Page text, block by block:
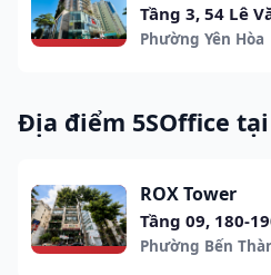
Tầng 3, 54 Lê
Phường Yên Hòa
Địa điểm 5SOffice tại
ROX Tower
Tầng 09, 180-
Phường Bến